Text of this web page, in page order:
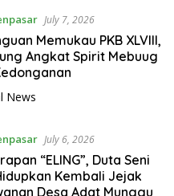
July 7, 2026
Memukau PKB XLVIII,
Angkat Spirit Mebuug
News
July 6, 2026
“ELING”, Duta Seni
Kembali Jejak
Desa Adat Munggu